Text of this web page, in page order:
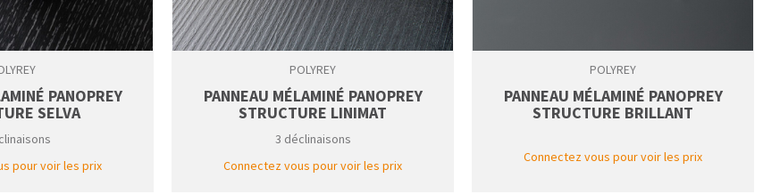
PANOPREY
SELVA
pour voir les prix
POLYREY
PANNEAU MÉLAMINÉ PANOPREY
STRUCTURE LINIMAT
3 déclinaisons
Connectez vous pour voir les prix
POLYREY
PANNEAU MÉLAMINÉ PANOPREY
STRUCTURE BRILLANT
Connectez vous pour voir les prix